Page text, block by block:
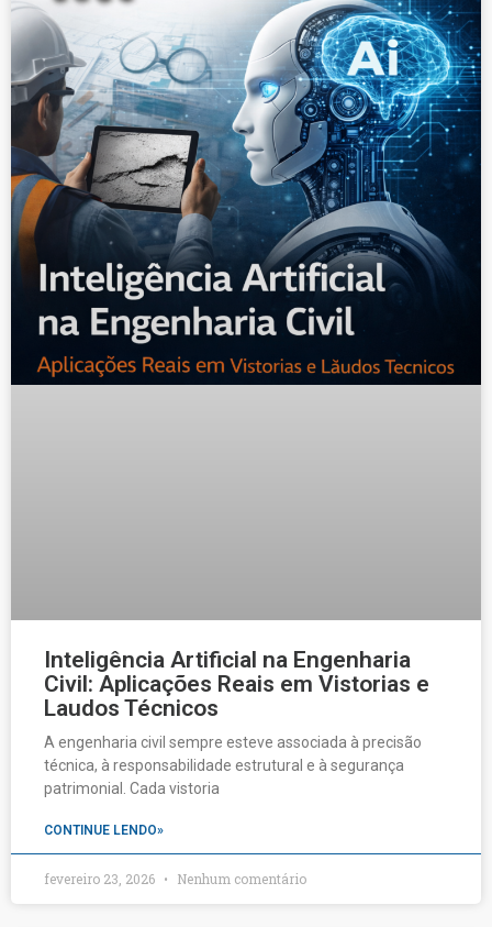
Inteligência Artificial na Engenharia
Civil: Aplicações Reais em Vistorias e
Laudos Técnicos
A engenharia civil sempre esteve associada à precisão
técnica, à responsabilidade estrutural e à segurança
patrimonial. Cada vistoria
CONTINUE LENDO»
fevereiro 23, 2026 Nenhum comentário